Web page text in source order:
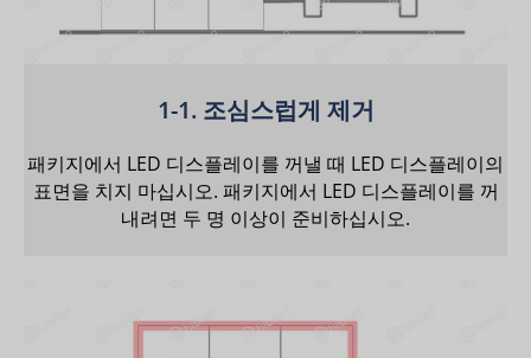
1-1. 조심스럽게 제거
패키지에서 LED 디스플레이를 꺼낼 때 LED 디스플레이의
표면을 치지 마십시오. 패키지에서 LED 디스플레이를 꺼
내려면 두 명 이상이 준비하십시오.